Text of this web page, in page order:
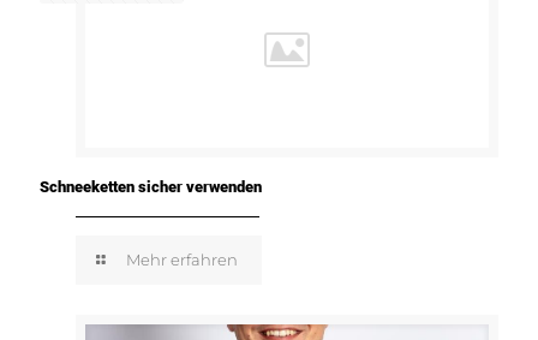
Schneeketten sicher verwenden
Mehr erfahren